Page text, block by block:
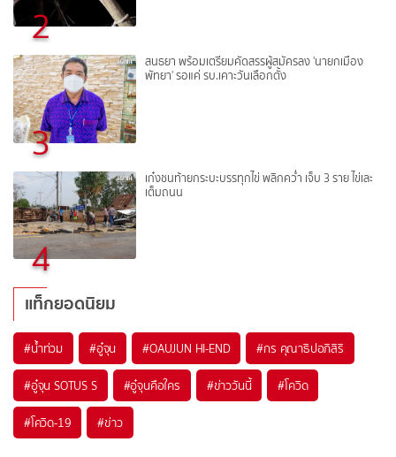
2
3
สนธยา พร้อมเตรียมคัดสรรผู้สมัครลง 'นายกเมือง
พัทยา' รอแค่ รบ.เคาะวันเลือกตั้ง
4
เก๋งชนท้ายกระบะบรรทุกไข่ พลิกคว่ำ เจ็บ 3 ราย ไข่เละ
เต็มถนน
แท็กยอดนิยม
#น้ำท่วม #อู๋จุน #OAUJUN HI-END #กร คุณาธิปอภิสิริ
#อู๋จุน SOTUS S #อู๋จุนคือใคร #ข่าววันนี้ #โควิด
#โควิด-19 #ข่าว